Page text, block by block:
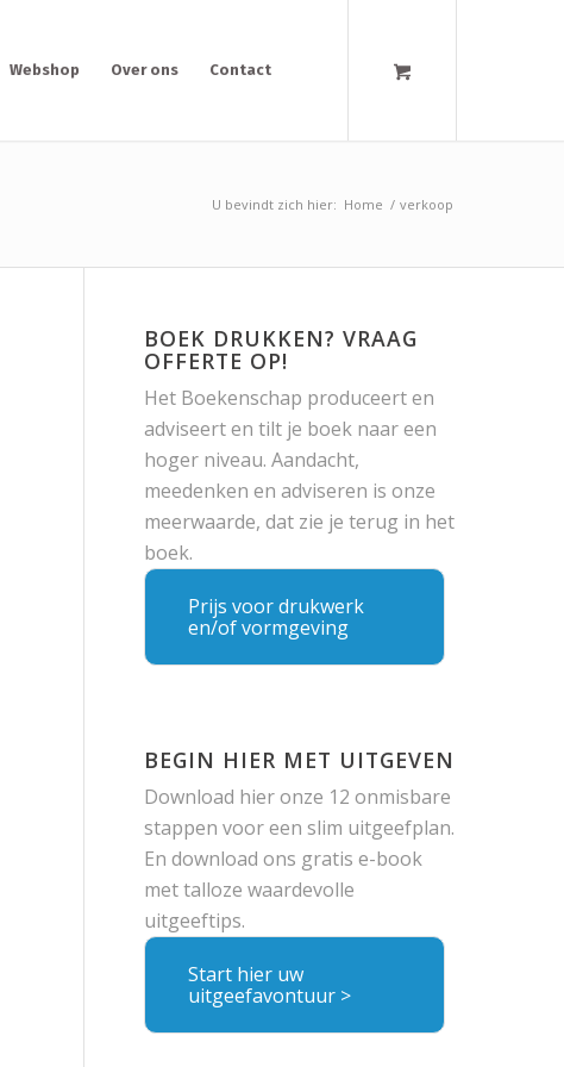
Webshop Over ons Contact
U bevindt zich hier: Home / verkoop
BOEK DRUKKEN? VRAAG
OFFERTE OP!
Het Boekenschap produceert en
adviseert en tilt je boek naar een
hoger niveau. Aandacht,
meedenken en adviseren is onze
meerwaarde, dat zie je terug in het
boek.
Prijs voor drukwerk
en/of vormgeving
BEGIN HIER MET UITGEVEN
Download hier onze 12 onmisbare
stappen voor een slim uitgeefplan.
En download ons gratis e-book
met talloze waardevolle
uitgeeftips.
Start hier uw
uitgeefavontuur >